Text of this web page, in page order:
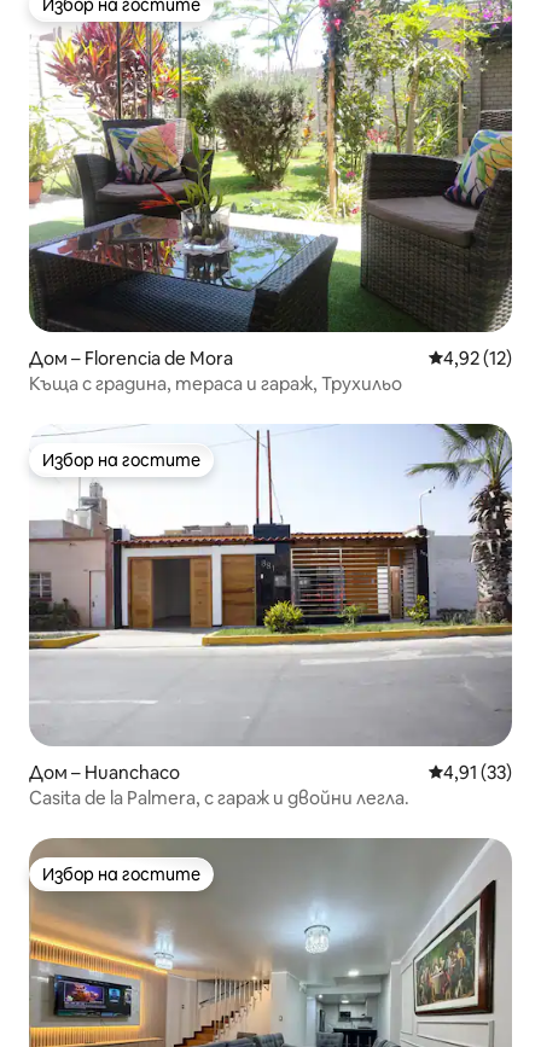
Избор на гостите
Избор на гостите
Дом – Florencia de Mora Средна
4,92 (12)
Къща с градина, тераса и гараж, Трухильо
Избор на гостите
Избор на гостите
Дом – Huanchaco Средна
4,91 (33)
Casita de la Palmera, с гараж и двойни легла.
Избор на гостите
Избор на гостите